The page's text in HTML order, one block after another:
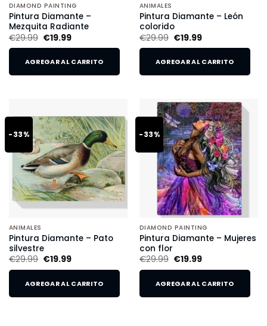
DIAMOND PAINTING
Pintura Diamante –
Mezquita Radiante
€29.99 €19.99
AGREGAR AL CARRITO
ANIMALES
Pintura Diamante – León
colorido
€29.99 €19.99
AGREGAR AL CARRITO
-33%
ANIMALES
Pintura Diamante – Pato
silvestre
€29.99 €19.99
AGREGAR AL CARRITO
-33%
DIAMOND PAINTING
Pintura Diamante – Mujeres
con flor
€29.99 €19.99
AGREGAR AL CARRITO